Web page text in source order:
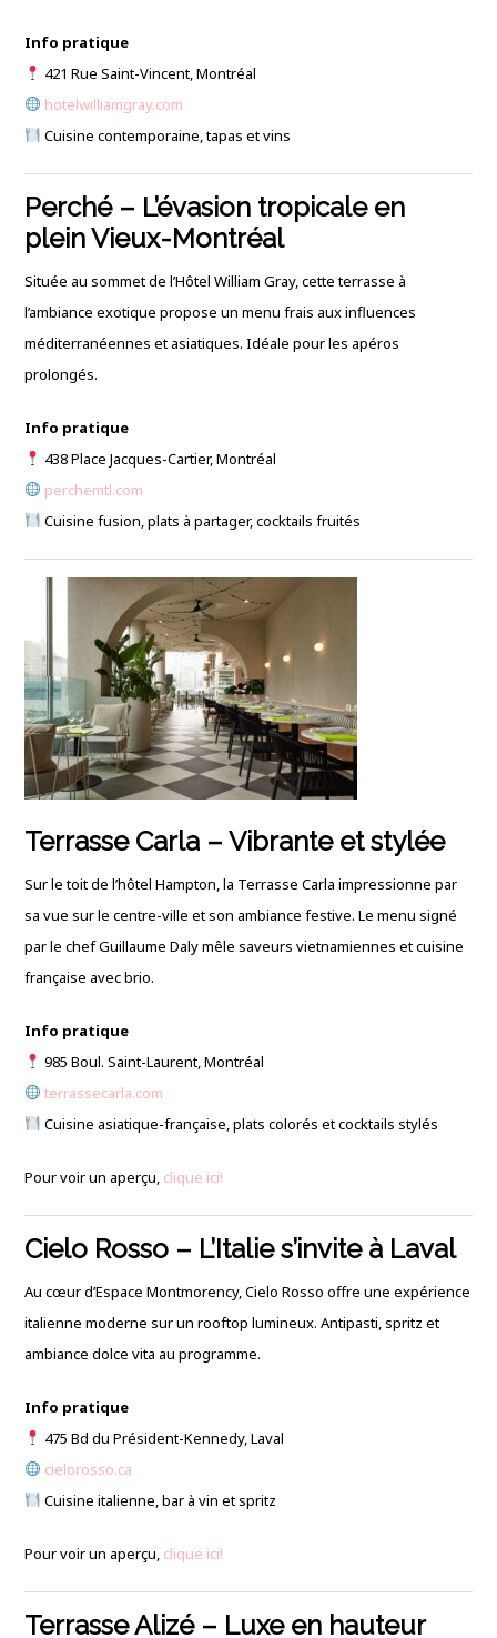
Info pratique
421 Rue Saint-Vincent, Montréal
hotelwilliamgray.com
Cuisine contemporaine, tapas et vins
Perché – L’évasion tropicale en
plein Vieux-Montréal
Située au sommet de l’Hôtel William Gray, cette terrasse à
l’ambiance exotique propose un menu frais aux influences
méditerranéennes et asiatiques. Idéale pour les apéros
prolongés.
Info pratique
438 Place Jacques-Cartier, Montréal
perchemtl.com
Cuisine fusion, plats à partager, cocktails fruités
Terrasse Carla – Vibrante et stylée
Sur le toit de l’hôtel Hampton, la Terrasse Carla impressionne par
sa vue sur le centre-ville et son ambiance festive. Le menu signé
par le chef Guillaume Daly mêle saveurs vietnamiennes et cuisine
française avec brio.
Info pratique
985 Boul. Saint-Laurent, Montréal
terrassecarla.com
Cuisine asiatique-française, plats colorés et cocktails stylés
Pour voir un aperçu, clique ici!
Cielo Rosso – L’Italie s’invite à Laval
Au cœur d’Espace Montmorency, Cielo Rosso offre une expérience
italienne moderne sur un rooftop lumineux. Antipasti, spritz et
ambiance dolce vita au programme.
Info pratique
475 Bd du Président-Kennedy, Laval
cielorosso.ca
Cuisine italienne, bar à vin et spritz
Pour voir un aperçu, clique ici!
Terrasse Alizé – Luxe en hauteur